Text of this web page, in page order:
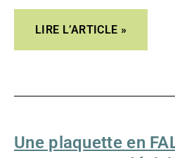
LIRE L’ARTICLE »
Une plaquette en
FALC